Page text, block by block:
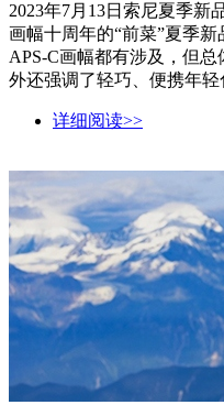
2023年7月13日索尼夏季新
画幅十周年的“前菜”夏季
APS-C画幅都有涉及，但
外还强调了轻巧、便携年
详细阅读>>